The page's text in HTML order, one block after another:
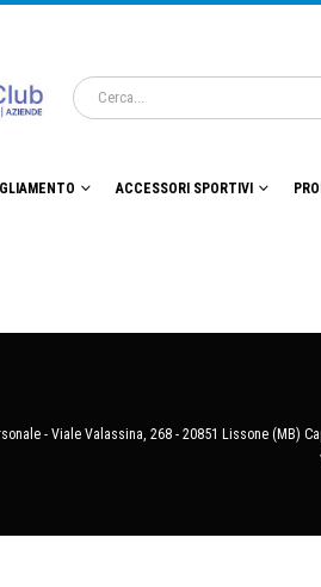
ACCESSORI SPORTIVI
- Viale Valassina, 268 - 20851 Lissone (MB)